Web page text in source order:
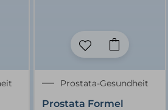
Prostata-Gesundheit
Prostata Formel